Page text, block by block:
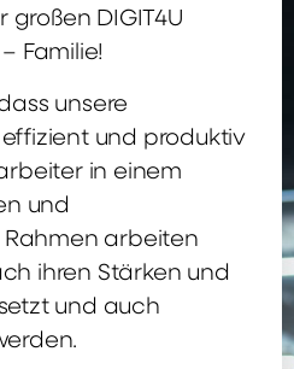
großen DIGIT4U
Familie!
unsere
und produktiv
in einem
und
arbeiten
ihren Stärken und
und auch